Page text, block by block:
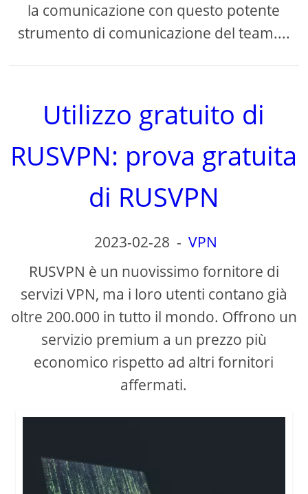
la comunicazione con questo potente
strumento di comunicazione del team....
Utilizzo gratuito di
RUSVPN: prova gratuita
di RUSVPN
2023-02-28 - VPN
RUSVPN è un nuovissimo fornitore di
servizi VPN, ma i loro utenti contano già
oltre 200.000 in tutto il mondo. Offrono un
servizio premium a un prezzo più
economico rispetto ad altri fornitori
affermati.